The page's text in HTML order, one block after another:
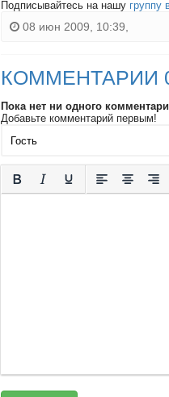
Подписывайтесь на нашу группу
08 июн 2009, 10:39,
КОММЕНТАРИИ
Пока нет ни одного
Добавьте комментарий первым!